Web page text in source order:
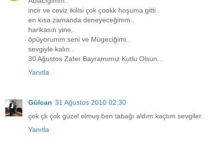
incir ve ceviz ikilisi çok çookk hoşuma gitti..
en kısa zamanda deneyeceğimm..
harikasın yine..
öpüyorumm seni ve Mügeciğimi..
sevgiyle kalın..
30 Ağustos Zafer Bayramımız Kutlu Olsun...
Yanıtla
Gülcan 31 Ağustos 2010 02:30
çok çk çok güzel olmuş.ben tabağı aldım kaçtım sevgiler.
Yanıtla